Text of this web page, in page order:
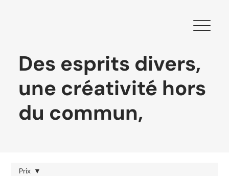
Des esprits divers,
une créativité hors
du commun,
Prix